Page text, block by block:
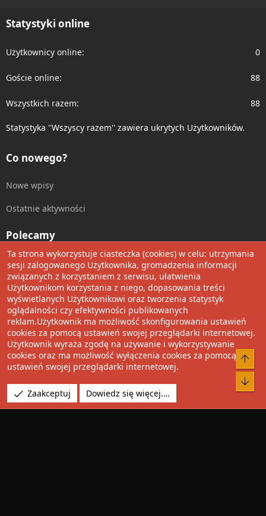
Statystyki online
Użytkownicy online 0
Goście online 88
Wszystkich razem 88
Statystyka ''Wszyscy razem'' zawiera ukrytych Użytkowników.
Co nowego?
Nowe wpisy
Ostatnie aktywności
Polecamy
Wolnościowe cytaty
Udostępnij
Facebook
TwitterRedditPinterest
TumblrWhatsApp
Umieść Link
Community platform by XenForo® © 2010-2022 XenForo Ltd.
Pixel Exit
Tłumaczenie wykonane przezXboxForum.pl
Media embeds
via s9e/MediaSites
Ta strona wykorzystuje ciasteczka (cookies) w celu: utrzymania
sesji zalogowanego Użytkownika, gromadzenia informacji
związanych z korzystaniem z serwisu, ułatwienia
Użytkownikom korzystania z niego, dopasowania treści
wyświetlanych Użytkownikowi oraz tworzenia statystyk
oglądalności czy efektywności publikowanych
reklam.Użytkownik ma możliwość skonfigurowania ustawień
cookies za pomocą ustawień swojej przeglądarki internetowej.
Użytkownik wyraża zgodę na używanie i wykorzystywanie
cookies oraz ma możliwość wyłączenia cookies za pomocą
ustawień swojej przeglądarki internetowej.
Zaakceptuj Dowiedz się więcej.…
Do